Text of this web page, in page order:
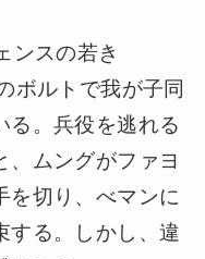
ンスの若き
ボルトで我が子同
る。兵役を逃れる
、ムングがファヨ
を切り、べマンに
する。しかし、違